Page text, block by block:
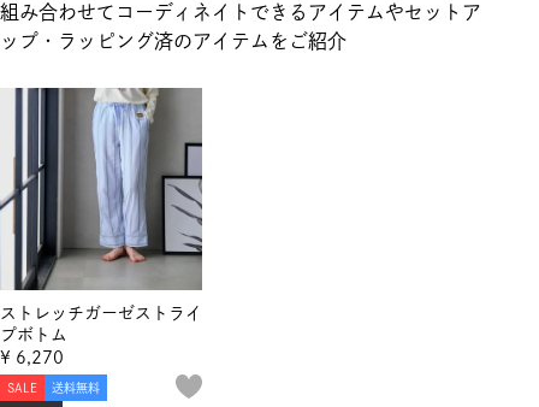
組み合わせてコーディネイトできるアイテムやセットア
ップ・ラッピング済のアイテムをご紹介
ストレッチガーゼストライ
プボトム
SALE 送料無料
¥ 6,270